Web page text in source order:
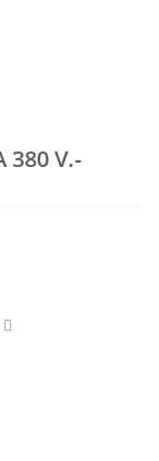
380 V.-